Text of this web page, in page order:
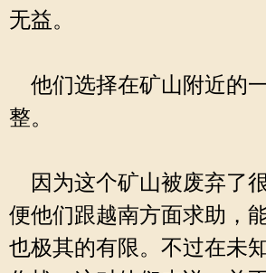
无益。
他们选择在矿山附近的
整。
因为这个矿山被废弃了
便他们跟越南方面求助，
也极其的有限。不过在未